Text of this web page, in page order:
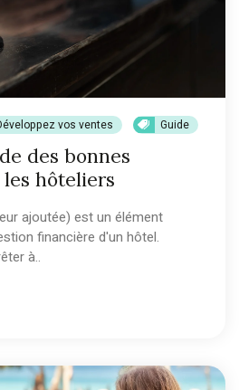
vos ventes Guide
des bonnes
hôteliers
ajoutée) est un élément
financière d'un hôtel.
à..